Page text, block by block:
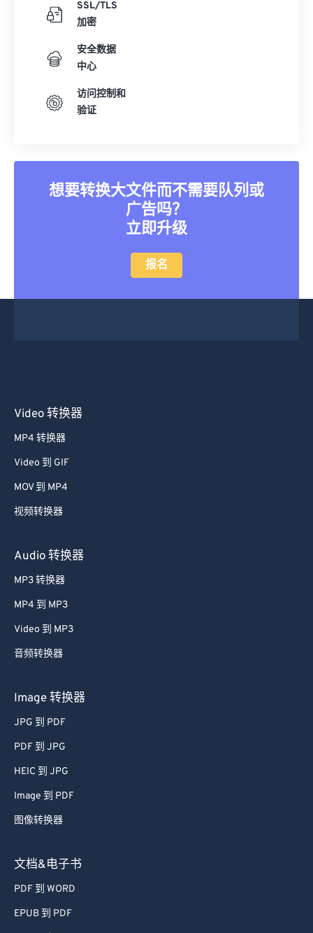
SSL/TLS
加密
安全数据
中心
访问控制和
验证
想要转换大文件而不需要队列或
广告吗？
立即升级
报名
Video 转换器
MP4 转换器
Video 到 GIF
MOV 到 MP4
视频转换器
Audio 转换器
MP3 转换器
MP4 到 MP3
Video 到 MP3
音频转换器
Image 转换器
JPG 到 PDF
PDF 到 JPG
HEIC 到 JPG
Image 到 PDF
图像转换器
文档&电子书
PDF 到 WORD
EPUB 到 PDF